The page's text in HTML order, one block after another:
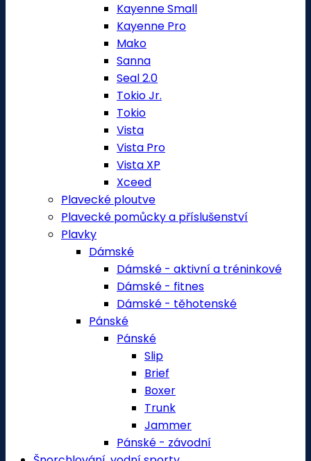
Kayenne Small
Kayenne Pro
Mako
Sanna
Seal 2.0
Tokio Jr.
Tokio
Vista
Vista Pro
Vista XP
Xceed
Plavecké ploutve
Plavecké pomůcky a příslušenství
Plavky
Dámské
Dámské - aktivní a tréninkové
Dámské - fitnes
Dámské - těhotenské
Pánské
Pánské
Slip
Brief
Boxer
Trunk
Jammer
Pánské - závodní